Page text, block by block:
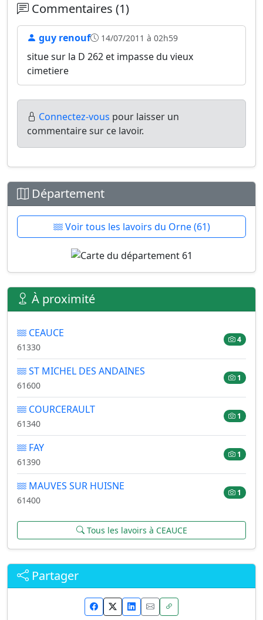
Commentaires (1)
guy renouf 14/07/2011 à 02h59
situe sur la D 262 et impasse du vieux
cimetiere
Connectez-vous pour laisser un
commentaire sur ce lavoir.
Département
Voir tous les lavoirs du Orne (61)
À proximité
CEAUCE
61330
4
ST MICHEL DES ANDAINES
61600
1
COURCERAULT
61340
1
FAY
61390
1
MAUVES SUR HUISNE
61400
1
Tous les lavoirs à CEAUCE
Partager